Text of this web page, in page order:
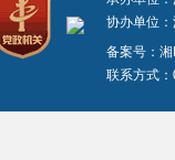
协办单位
备案号：
联系方式